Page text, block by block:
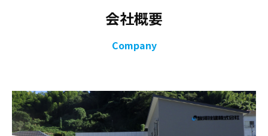
会社概要
Company